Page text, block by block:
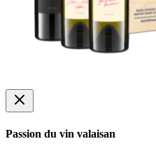
Passion du vin valaisan